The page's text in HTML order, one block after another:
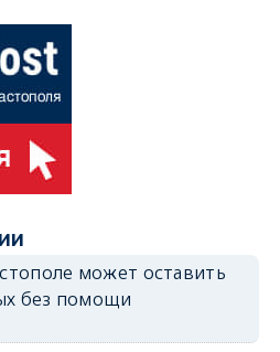
может оставить
без помощи